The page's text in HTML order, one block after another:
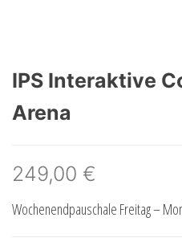
IPS Interaktive
Arena
249,00 €
Wochenendpauschale Freitag –